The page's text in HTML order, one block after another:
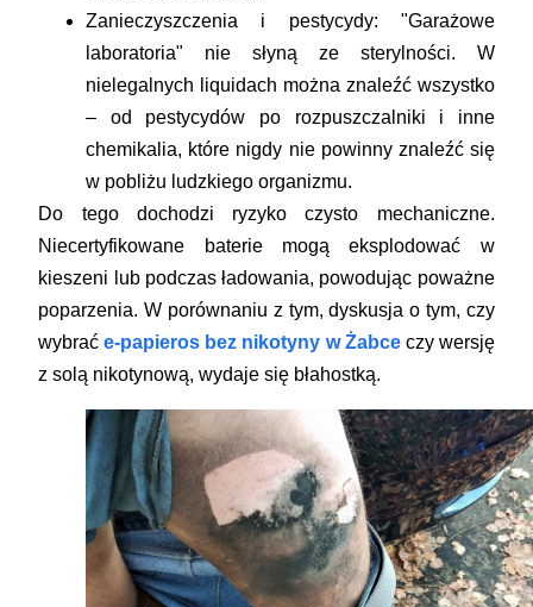
Zanieczyszczenia i pestycydy: "Garażowe
laboratoria" nie słyną ze sterylności. W
nielegalnych liquidach można znaleźć wszystko
– od pestycydów po rozpuszczalniki i inne
chemikalia, które nigdy nie powinny znaleźć się
w pobliżu ludzkiego organizmu.
Do tego dochodzi ryzyko czysto mechaniczne.
Niecertyfikowane baterie mogą eksplodować w
kieszeni lub podczas ładowania, powodując poważne
poparzenia. W porównaniu z tym, dyskusja o tym, czy
wybraće-papieros bez nikotyny w Żabceczy wersję
z solą nikotynową, wydaje się błahostką.